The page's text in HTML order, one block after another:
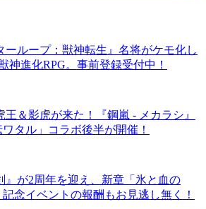
ーループ：獣神転生』名将がケモ化し
神進化RPG。事前登録受付中！
王＆影虎が来た！『鋼嵐 - メカラシ』
タル」コラボ後半が開催！
』が2周年を迎え、新章「氷と血の
念イベントの報酬もお見逃し無く！